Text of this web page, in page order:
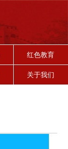
红色教育
关于我们